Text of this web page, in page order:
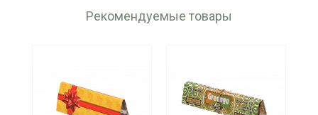
Рекомендуемые товары